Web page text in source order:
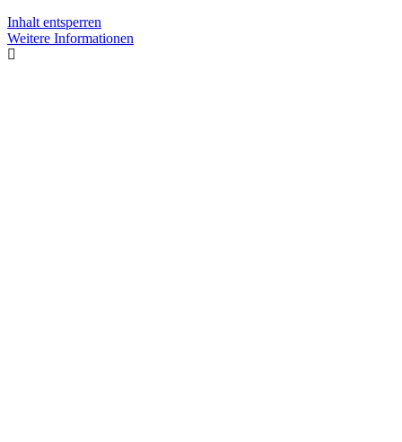
Inhalt entsperren
Weitere Informationen